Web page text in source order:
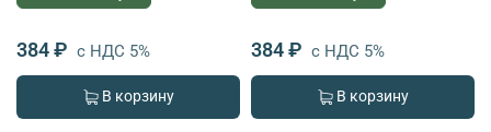
384 ₽ с НДС 5%
В корзину
384 ₽ с НДС 5%
В корзину